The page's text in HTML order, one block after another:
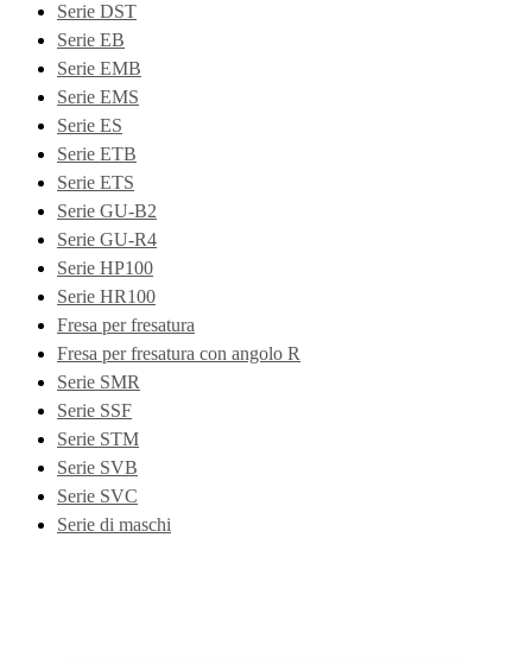
Serie DST
Serie EB
Serie EMB
Serie EMS
Serie ES
Serie ETB
Serie ETS
Serie GU-B2
Serie GU-R4
Serie HP100
Serie HR100
Fresa per fresatura
Fresa per fresatura con angolo R
Serie SMR
Serie SSF
Serie STM
Serie SVB
Serie SVC
Serie di maschi